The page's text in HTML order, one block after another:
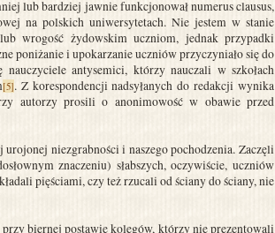
lub bardziej jawnie funkcjonował numerus clausus,
na polskich uniwersytetach. Nie jestem w stanie
wrogość żydowskim uczniom, jednak przypadki
poniżanie i upokarzanie uczniów przyczyniało się do
antysemici, którzy nauczali w szkołach
[5]. Z korespondencji nadsyłanych do redakcji wynika
autorzy prosili o anonimowość w obawie przed
urojonej niezgrabności i naszego pochodzenia. Zaczęli
znaczeniu) słabszych, oczywiście, uczniów
pięściami, czy też rzucali od ściany do ściany, nie
przy biernej postawie kolegów, którzy nie prezentowali